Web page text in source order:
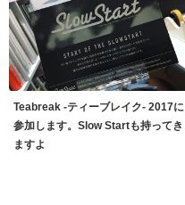
Teabreak -ティーブレイク- 2017に
参加します。Slow Startも持ってき
ますよ